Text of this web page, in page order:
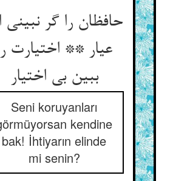
حافظان را گر نبینی
عیار ** اختیارت
ببین بی اختیار
Seni koruyanları
kendine
bak! İhtiyarın elinde
mi senin?